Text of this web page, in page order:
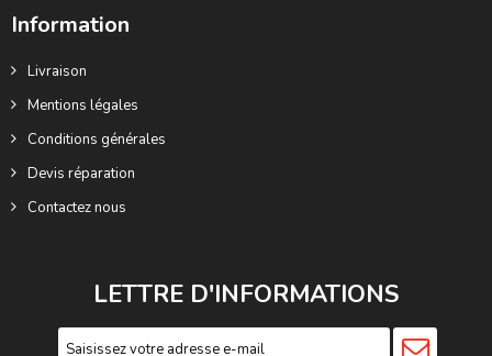
Information
Livraison
Mentions légales
Conditions générales
Devis réparation
Contactez nous
LETTRE D'INFORMATIONS